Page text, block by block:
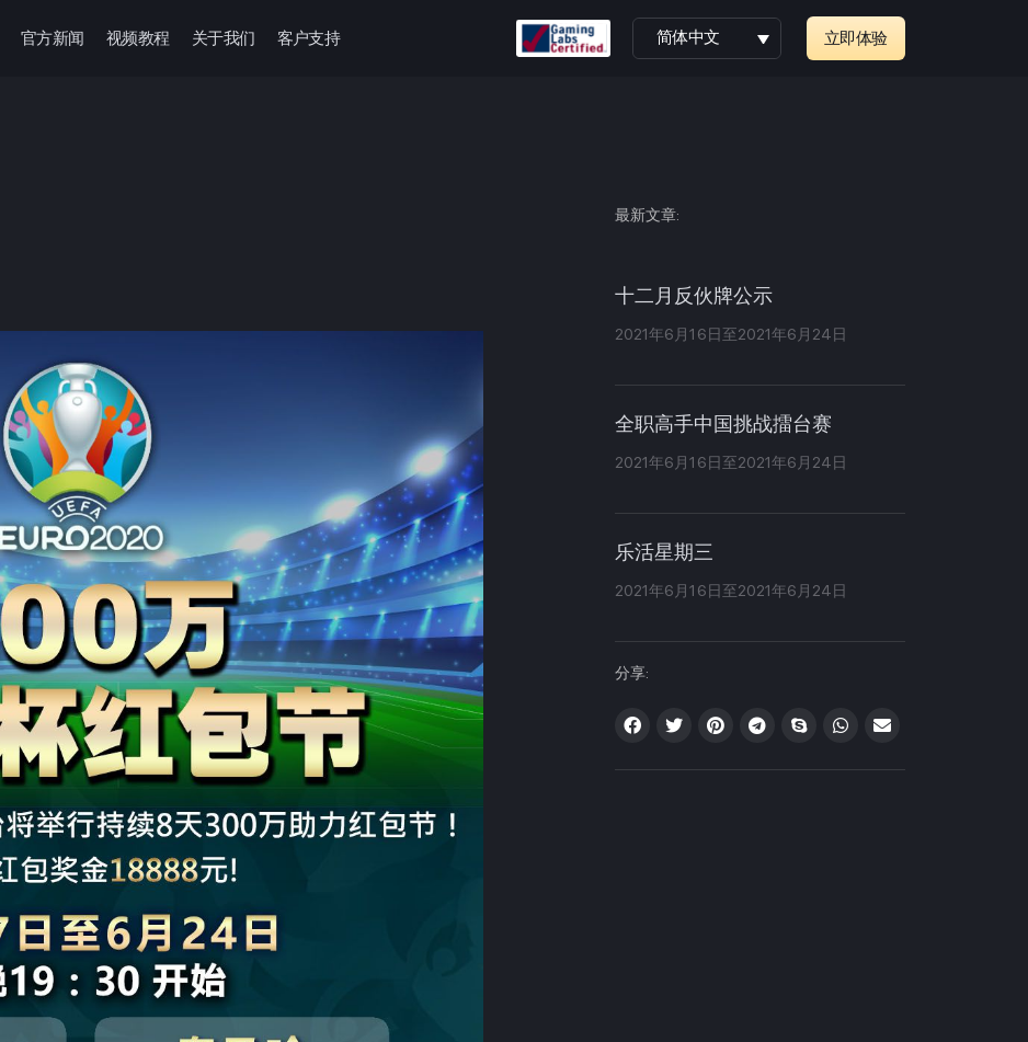
官方新闻 视频教程 关于我们 客户支持 简体中文 立即体验
最新文章:
十二月反伙牌公示
2021年6月16日至2021年6月24日
全职高手中国挑战擂台赛
2021年6月16日至2021年6月24日
乐活星期三
2021年6月16日至2021年6月24日
分享: